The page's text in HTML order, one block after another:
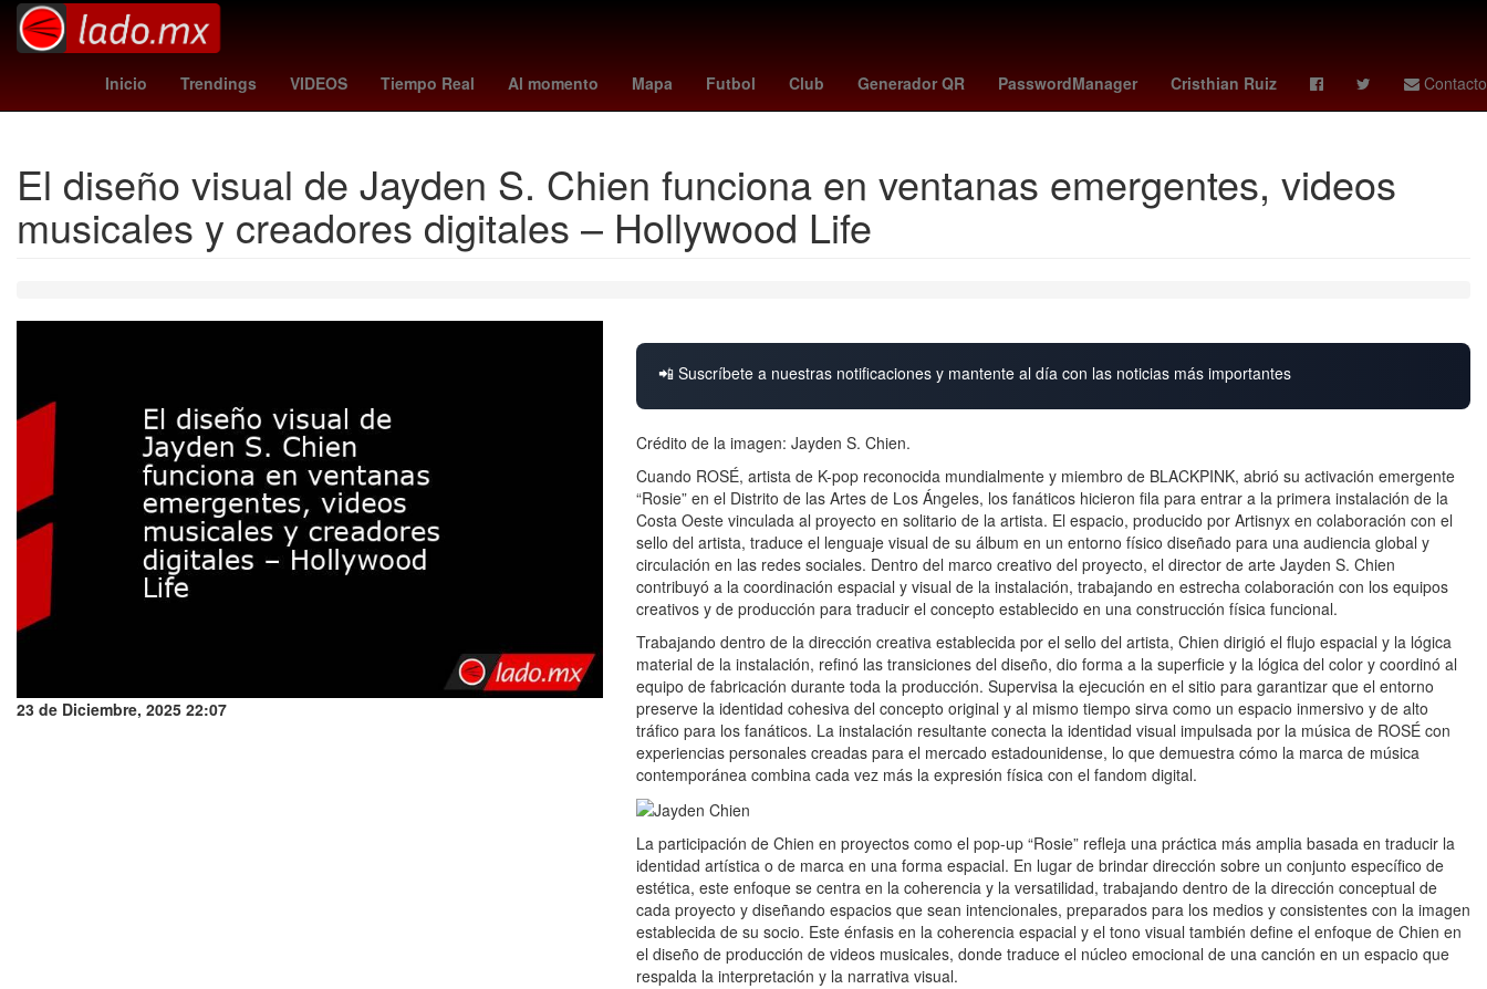
Inicio Trendings VIDEOS Tiempo Real Al momento Mapa Futbol Club Generador QR PasswordManager Cristhian Ruiz Contacto
estafa iphone 16 pro max Agresión Tecate hidemasa morita Rusia kosovo - suiza suspension de clases 10 de noviembre Ridley Scott Jorge Messi
El diseño visual de Jayden S. Chien funciona en ventanas emergentes, videos
musicales y creadores digitales – Hollywood Life
23 de Diciembre, 2025 22:07
📲 Suscríbete a nuestras notificaciones y mantente al día con las noticias más importantes
Crédito de la imagen: Jayden S. Chien.
Cuando ROSÉ, artista de K-pop reconocida mundialmente y miembro de BLACKPINK, abrió su activación emergente
“Rosie” en el Distrito de las Artes de Los Ángeles, los fanáticos hicieron fila para entrar a la primera instalación de la
Costa Oeste vinculada al proyecto en solitario de la artista. El espacio, producido por Artisnyx en colaboración con el
sello del artista, traduce el lenguaje visual de su álbum en un entorno físico diseñado para una audiencia global y
circulación en las redes sociales. Dentro del marco creativo del proyecto, el director de arte Jayden S. Chien
contribuyó a la coordinación espacial y visual de la instalación, trabajando en estrecha colaboración con los equipos
creativos y de producción para traducir el concepto establecido en una construcción física funcional.
Trabajando dentro de la dirección creativa establecida por el sello del artista, Chien dirigió el flujo espacial y la lógica
material de la instalación, refinó las transiciones del diseño, dio forma a la superficie y la lógica del color y coordinó al
equipo de fabricación durante toda la producción. Supervisa la ejecución en el sitio para garantizar que el entorno
preserve la identidad cohesiva del concepto original y al mismo tiempo sirva como un espacio inmersivo y de alto
tráfico para los fanáticos. La instalación resultante conecta la identidad visual impulsada por la música de ROSÉ con
experiencias personales creadas para el mercado estadounidense, lo que demuestra cómo la marca de música
contemporánea combina cada vez más la expresión física con el fandom digital.
La participación de Chien en proyectos como el pop-up “Rosie” refleja una práctica más amplia basada en traducir la
identidad artística o de marca en una forma espacial. En lugar de brindar dirección sobre un conjunto específico de
estética, este enfoque se centra en la coherencia y la versatilidad, trabajando dentro de la dirección conceptual de
cada proyecto y diseñando espacios que sean intencionales, preparados para los medios y consistentes con la imagen
establecida de su socio. Este énfasis en la coherencia espacial y el tono visual también define el enfoque de Chien en
el diseño de producción de videos musicales, donde traduce el núcleo emocional de una canción en un espacio que
respalda la interpretación y la narrativa visual.